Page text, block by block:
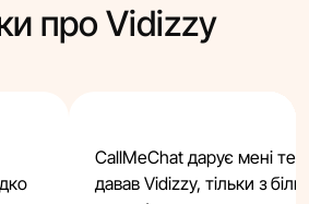
про Vidizzy
CallMeChat дарує мені те
давав Vidizzy, тільки з